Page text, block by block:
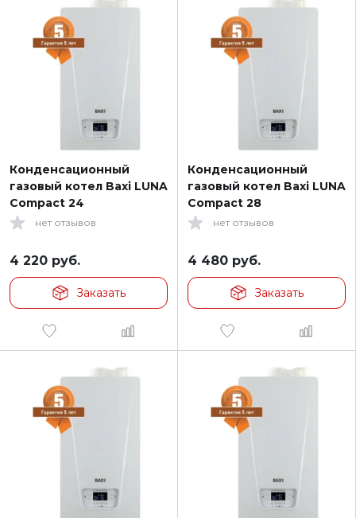
Конденсационный
газовый котел Baxi LUNA
Compact 24
нет отзывов
4 220 руб.
Заказать
Конденсационный
газовый котел Baxi LUNA
Compact 28
нет отзывов
4 480 руб.
Заказать